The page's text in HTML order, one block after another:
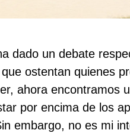
dado un debate
ostentan quienes
ahora encontramos
por encima de los
embargo, no es mi